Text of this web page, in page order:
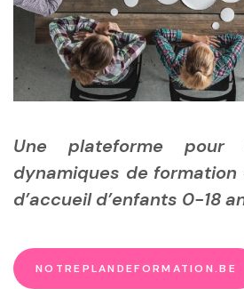
Une plateforme pour
dynamiques de formation
d’accueil d’enfants 0-18
NOTREPLANDEFORMATION.BE